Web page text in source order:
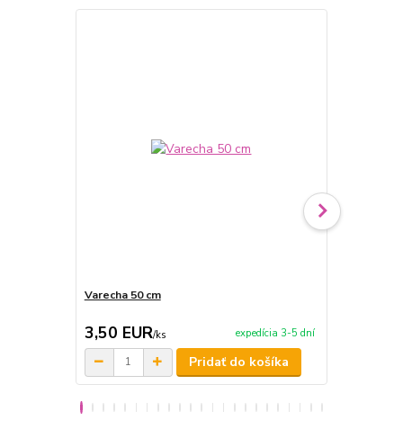
Varecha 50 cm
3,50 EUR/ks expedícia 3-5 dní
Pridať do košíka